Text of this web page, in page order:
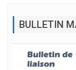
BULLETIN